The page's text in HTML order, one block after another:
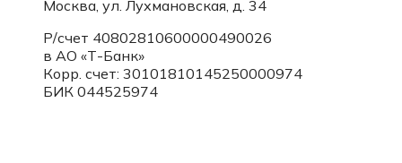
Москва, ул. Лухмановская, д. 34
Р/счет 40802810600000490026
в АО «Т-Банк»
Корр. счет: 30101810145250000974
БИК 044525974